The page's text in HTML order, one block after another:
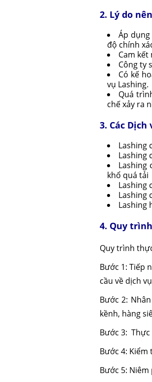
2. Lý do
Áp
độ chính
Cam
Công ty
Có kế
vụ Lashing.
Quá
chế xảy ra
3. Các
Lashing
Lashing
Lashing
khổ quá tải
Lashing
Lashing
Lashing
4. Quy
Quy trình
Bước 1: Tiếp
cầu về dịch
Bước 2:
kềnh, hàng
Bước 3:
Bước 4:
Bước 5: